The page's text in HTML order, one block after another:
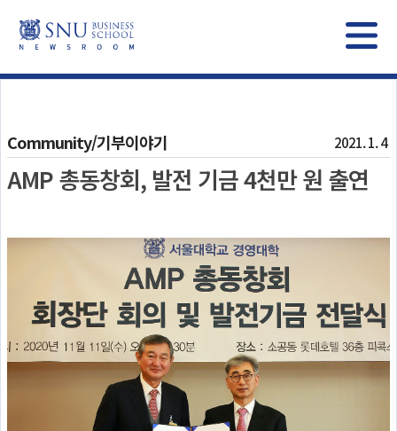
Community/기부이야기 2021. 1. 4
AMP 총동창회, 발전 기금 4천만 원 출연